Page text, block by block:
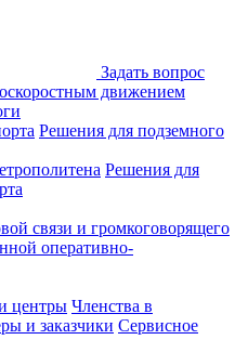
Задать вопрос
движением
Решения для подземного
Решения для
связи и громкоговорящего
оперативно-
центры Членства в
и заказчики Сервисное